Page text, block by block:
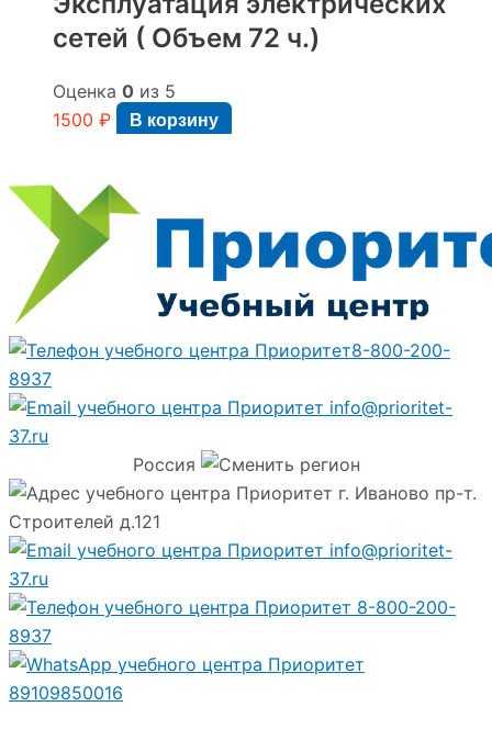
сетей ( Объем 72 ч.)
Оценка 0 из 5
1500 ₽ В корзину
8-800-200-
8937
info@prioritet-
37.ru
Россия
г. Иваново пр-т.
Строителей д.121
info@prioritet-
37.ru
8-800-200-
8937
89109850016